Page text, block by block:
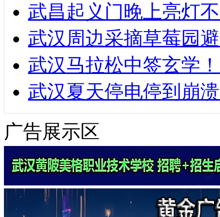
武昌起义门晚上亮灯
武汉周边采摘草莓园
武汉马拉松中签玄学
武汉夏天停电停到崩
广告展示区